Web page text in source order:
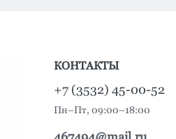
КОНТАКТЫ
+7 (3532) 45-00-52
Пн–Пт, 09:00–18:00